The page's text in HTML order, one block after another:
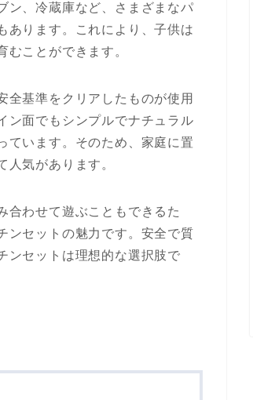
ン、冷蔵庫など、さまざまなパ
あります。これにより、子供は
ことができます。
全基準をクリアしたものが使用
ン面でもシンプルでナチュラル
ています。そのため、家庭に置
気があります。
合わせて遊ぶこともできるた
ンセットの魅力です。安全で質
ンセットは理想的な選択肢で